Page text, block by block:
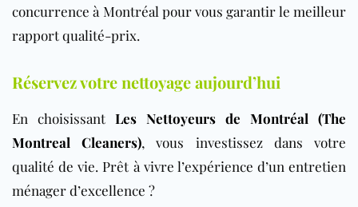
concurrence à Montréal pour vous garantir le meilleur
rapport qualité-prix.
Réservez votre nettoyage aujourd’hui
En choisissant Les Nettoyeurs de Montréal (The
Montreal Cleaners), vous investissez dans votre
qualité de vie. Prêt à vivre l’expérience d’un entretien
ménager d’excellence ?